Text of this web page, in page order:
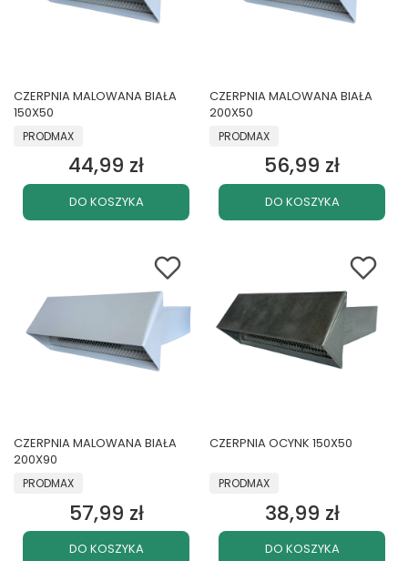
CZERPNIA MALOWANA BIAŁA
150X50
PRODUCENT
PRODMAX
Cena
44,99 zł
DO KOSZYKA
CZERPNIA MALOWANA BIAŁA
200X50
PRODUCENT
PRODMAX
Cena
56,99 zł
DO KOSZYKA
CZERPNIA MALOWANA BIAŁA
200X90
PRODUCENT
PRODMAX
Cena
57,99 zł
DO KOSZYKA
CZERPNIA OCYNK 150X50
PRODUCENT
PRODMAX
Cena
38,99 zł
DO KOSZYKA